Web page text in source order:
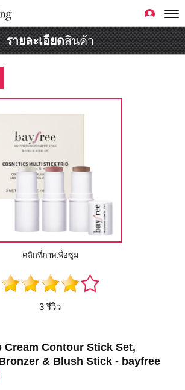
รายละเอียดสินค้า
คลิกที่ภาพเพื่อซูม
3 รีวิว
Cream Contour Stick Set,
& Blush Stick - bayfree